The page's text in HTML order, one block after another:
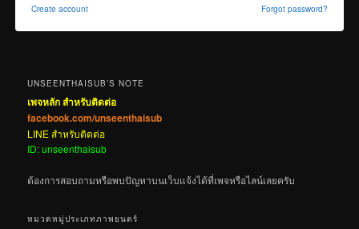
Create account Forgot password?
UNSEENTHAISUB’S NOTE
เพจหลัก สำหรับติดต่อ
facebook.com/unseenthaisub
LINE สำหรับติดต่อ
ID: unseenthaisub
ต้องการสอบถามหรือพบปัญหาบนเว็บแจ้งได้ที่เพจหรือไลน์เลยครับ
หมวดหมู่ประเภทภาพยนตร์